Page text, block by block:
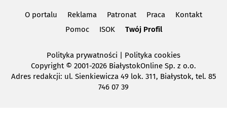
O portalu Reklama Patronat Praca
Kontakt
Pomoc
ISOK Twój Profil
Polityka prywatności | Polityka cookies
Copyright © 2001-2026 BiałystokOnline Sp. z o.o.
Adres redakcji: ul. Sienkiewicza 49 lok. 311, Białystok, tel. 85
746 07 39